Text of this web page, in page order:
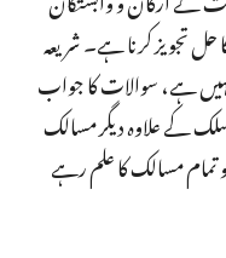
تجویز کرنا ہے۔ شریعہ
ہے، سوالات کا جواب
کے علاوہ دیگر مسالک
تمام مسالک کا علم رہے